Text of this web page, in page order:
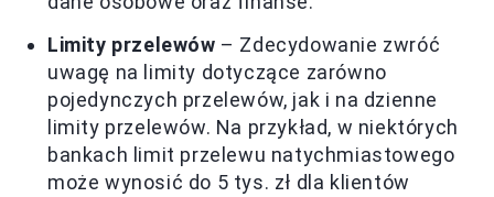
Limity przelewów – Zdecydowanie zwróć
uwagę na limity dotyczące zarówno
pojedynczych przelewów, jak i na dzienne
limity przelewów. Na przykład, w niektórych
bankach limit przelewu natychmiastowego
może wynosić do 5 tys. zł dla klientów